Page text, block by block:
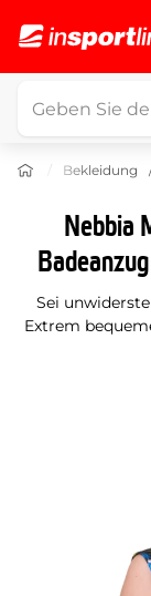
Sport Bekleidung
Nebbia
Sei
Extrem